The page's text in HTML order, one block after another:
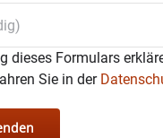
dieses Formulars
Sie in der